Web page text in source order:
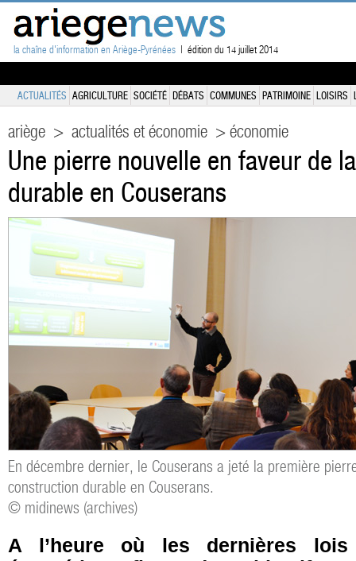
la chaîne d'information en Ariège-Pyrénées | édition du 14 juillet 2014
ACTUALITÉS AGRICULTURE SOCIÉTÉ DÉBATS COMMUNES PATRIMOINE LOISIRS
ariège > actualités et économie > économie
Une pierre nouvelle en faveur de
durable en Couserans
En décembre dernier, le Couserans a jeté la première
construction durable en Couserans.
© midinews (archives)
A l’heure où les dernières